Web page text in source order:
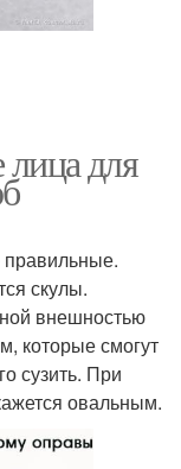
для
скулы.
внешностью
которые смогут
сузить. При
овальным.